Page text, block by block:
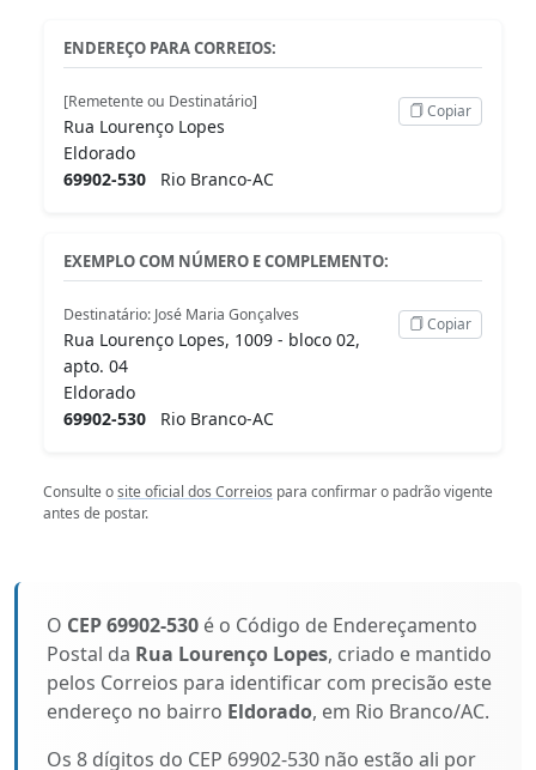
ENDEREÇO PARA CORREIOS:
[Remetente ou Destinatário]
Rua Lourenço Lopes
Eldorado
69902-530 Rio Branco-AC
Copiar
EXEMPLO COM NÚMERO E COMPLEMENTO:
Destinatário: José Maria Gonçalves
Rua Lourenço Lopes, 1009 - bloco 02,
apto. 04
Eldorado
69902-530 Rio Branco-AC
Copiar
Consulte osite oficial dos Correios para confirmar o padrão vigente
antes de postar.
O CEP 69902-530 é o Código de Endereçamento
Postal da Rua Lourenço Lopes, criado e mantido
pelos Correios para identificar com precisão este
endereço no bairro Eldorado, em Rio Branco/AC.
Os 8 dígitos do CEP 69902-530 não estão ali por